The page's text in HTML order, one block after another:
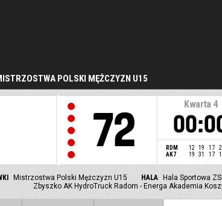
POLSKI MĘŻCZYZN U15
72
Kwarta 4
RDM 12 19 17
AK7
19 31 17
Mistrzostwa Polski Mężczyzn U15 HALA Hala Sportowa
Zbyszko AK HydroTruck Radom - Energa Akademia